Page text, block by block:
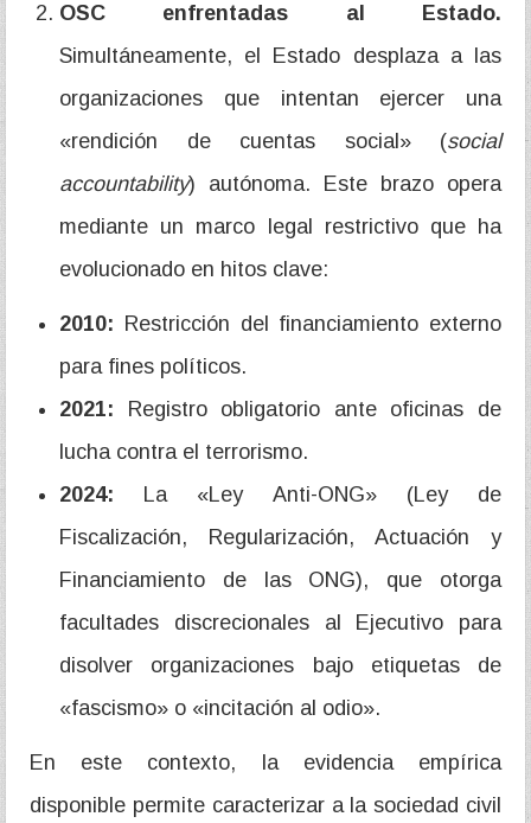
OSC enfrentadas al Estado.
Simultáneamente, el Estado desplaza a las
organizaciones que intentan ejercer una
«rendición de cuentas social» (social
accountability) autónoma. Este brazo opera
mediante un marco legal restrictivo que ha
evolucionado en hitos clave:
2010: Restricción del financiamiento externo
para fines políticos.
2021: Registro obligatorio ante oficinas de
lucha contra el terrorismo.
2024: La «Ley Anti-ONG» (Ley de
Fiscalización, Regularización, Actuación y
Financiamiento de las ONG), que otorga
facultades discrecionales al Ejecutivo para
disolver organizaciones bajo etiquetas de
«fascismo» o «incitación al odio».
En este contexto, la evidencia empírica
disponible permite caracterizar a la sociedad civil